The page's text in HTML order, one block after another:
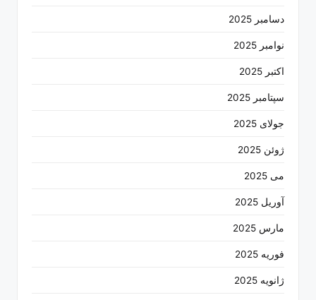
دسامبر 2025
نوامبر 2025
اکتبر 2025
سپتامبر 2025
جولای 2025
ژوئن 2025
می 2025
آوریل 2025
مارس 2025
فوریه 2025
ژانویه 2025